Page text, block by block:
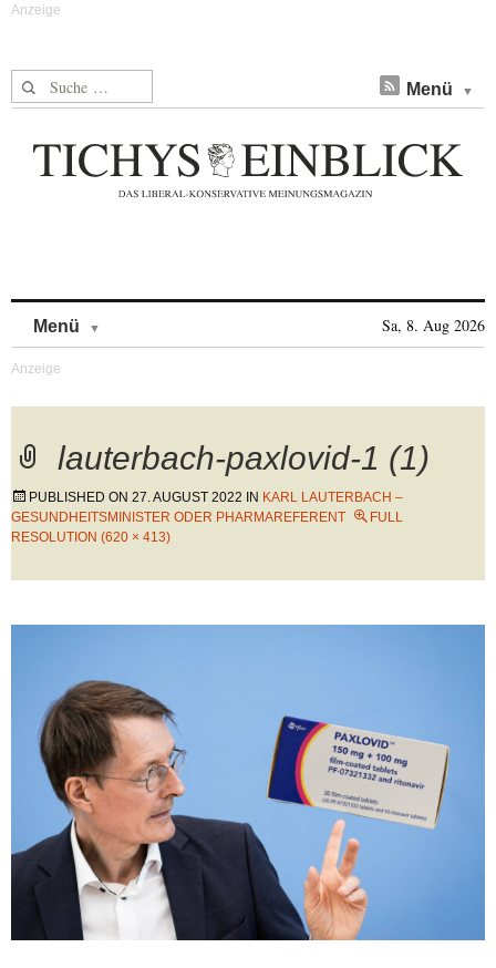
Suche nach: Menü
Menü Sa, 8. Aug 2026
lauterbach-paxlovid-1 (1)
PUBLISHED ON 27. AUGUST 2022 IN KARL LAUTERBACH –
GESUNDHEITSMINISTER ODER PHARMAREFERENT
FULL
RESOLUTION (620 × 413)